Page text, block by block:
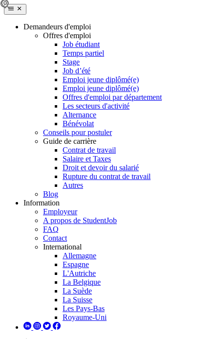
Demandeurs d'emploi
Offres d'emploi
Job étudiant
Temps partiel
Stage
Job d’été
Emploi jeune diplômé(e)
Emploi jeune diplômé(e)
Offres d'emploi par département
Les secteurs d'activité
Alternance
Bénévolat
Conseils pour postuler
Guide de carrière
Contrat de travail
Salaire et Taxes
Droit et devoir du salarié
Rupture du contrat de travail
Autres
Blog
Information
Employeur
A propos de StudentJob
FAQ
Contact
International
Allemagne
Espagne
L'Autriche
La Belgique
La Suède
La Suisse
Les Pays-Bas
Royaume-Uni